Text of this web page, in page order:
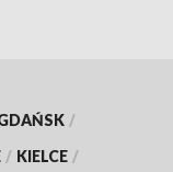
/
/ KIELCE /